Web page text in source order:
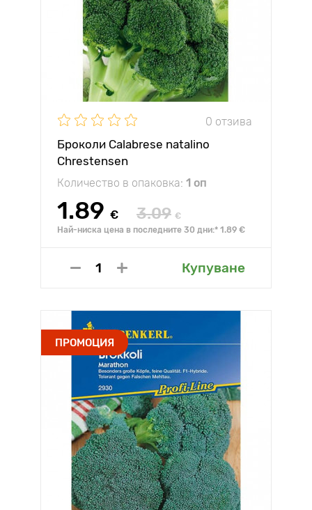
0 отзива
Броколи Calabrese natalino
Chrestensen
Количество в опаковка: 1 оп
1.89 € 3.09 €
Най-ниска цена в последните 30 дни:* 1.89 €
Купуване
ПРОМОЦИЯ